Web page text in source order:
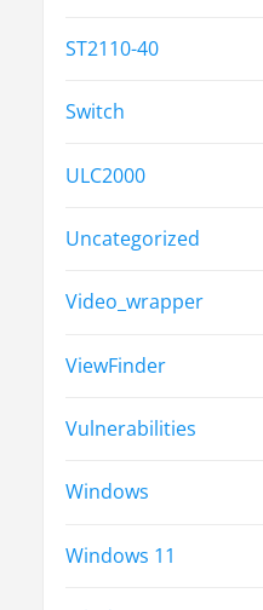
ST2110-40
Switch
ULC2000
Uncategorized
Video_wrapper
ViewFinder
Vulnerabilities
Windows
Windows 11